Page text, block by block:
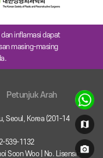
inflamasi dapat
masing-masing
Petunjuk Arah
Seoul, Korea (201-14
539-1132
Soon Woo | No. Lisensi :